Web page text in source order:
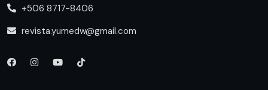
+506 8717-8406
revista.yumedw@gmail.com